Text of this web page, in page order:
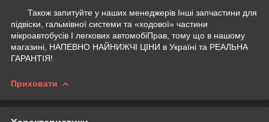
Також запитуйте у наших менеджерів Інші запчастини для
підвіски, гальмівної системи та «ходової» частини
мікроавтобусів І легкових автомобіПрав, тому що в нашому
магазині, НАПЕВНО НАЙНИЖЧІ ЦІНИ в Україні та РЕАЛЬНА
ГАРАНТІЯ!
Приховати